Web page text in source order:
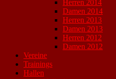
Herren 2014
Damen 2014
Herren 2013
Damen 2013
Herren 2012
Damen 2012
Vereine
Trainings
Hallen